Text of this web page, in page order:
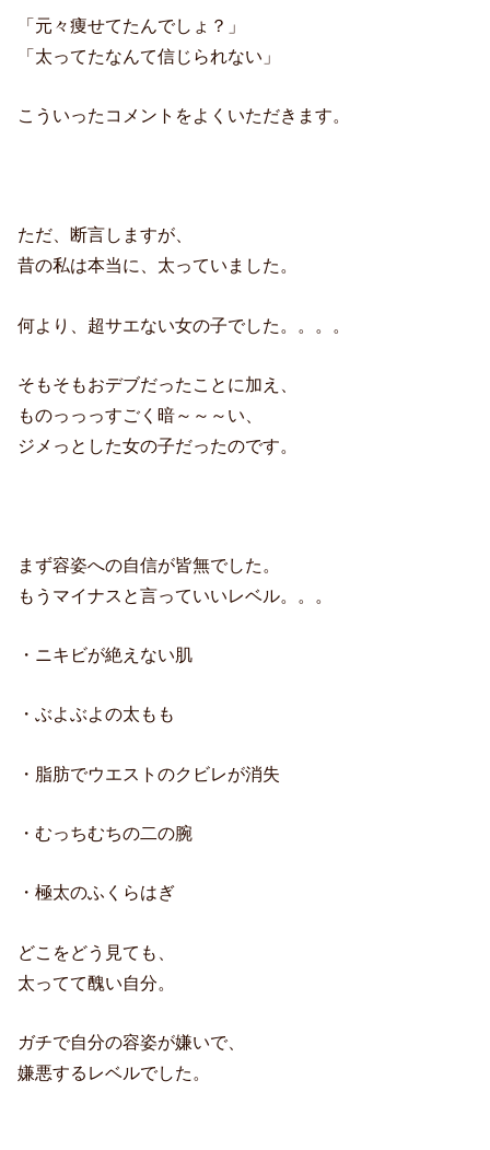
「元々痩せてたんでしょ？」
「太ってたなんて信じられない」
こういったコメントをよくいただきます。
ただ、断言しますが、
昔の私は本当に、太っていました。
何より、超サエない女の子でした。。。。
そもそもおデブだったことに加え、
ものっっっすごく暗～～～い、
ジメっとした女の子だったのです。
まず容姿への自信が皆無でした。
もうマイナスと言っていいレベル。。。
・ニキビが絶えない肌
・ぶよぶよの太もも
・脂肪でウエストのクビレが消失
・むっちむちの二の腕
・極太のふくらはぎ
どこをどう見ても、
太ってて醜い自分。
ガチで自分の容姿が嫌いで、
嫌悪するレベルでした。